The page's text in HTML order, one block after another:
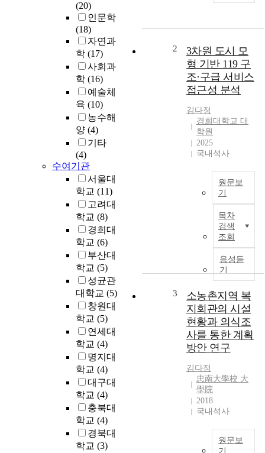
(20)
인문학
(18)
자연과
학 (17)
사회과
학 (16)
예술체
육 (10)
농수해
양 (4)
기타
(4)
수여기관
서울대
학교 (11)
고려대
학교 (8)
경희대
학교 (6)
부산대
학교 (5)
성균관
대학교 (5)
창원대
학교 (5)
연세대
학교 (4)
명지대
학교 (4)
대구대
학교 (4)
충북대
학교 (4)
경북대
학교 (3)
2
3차원 도시 모
형 기반 119 구
조·구급 서비스
접근성 분석
김다정
경희대학교 대
학원
2025
국내석사
원문보
기
목차
검색
조회
음성듣
기
3
소농촌지역 복
지회관의 시설
현황과 의식조
사를 통한 계획
방안 연구
김다정
忠南大學校 大
學院
2018
국내석사
원문보
기